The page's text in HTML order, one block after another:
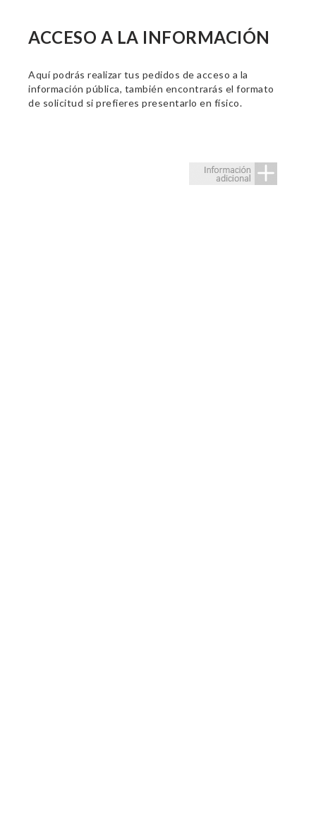
ACCESO A LA INFORMACIÓN
Aquí podrás realizar tus pedidos de acceso a la
información pública, también encontrarás el formato
de solicitud si prefieres presentarlo en físico.